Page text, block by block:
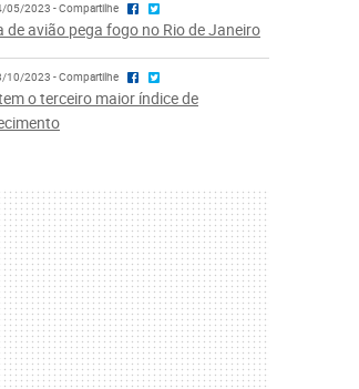
05/2023 - Compartilhe
de avião pega fogo no Rio de Janeiro
10/2023 - Compartilhe
o terceiro maior índice de